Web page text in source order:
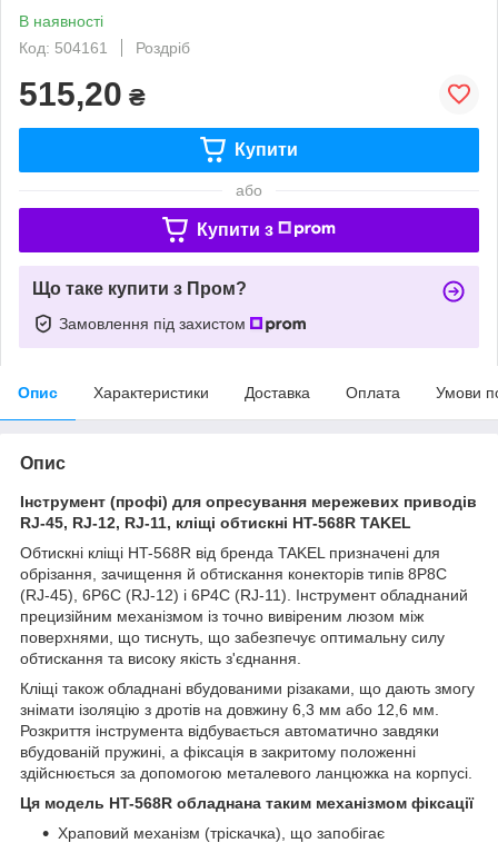
В наявності
Код: 504161
Роздріб
515,20 ₴
Купити
або
Купити з
Що таке купити з Пром?
Замовлення під захистом
Опис Характеристики Доставка Оплата Умови
Опис
Інструмент (профі) для опресування мережевих приводів
RJ-45, RJ-12, RJ-11, кліщі обтискні HT-568R TAKEL
Обтискні кліщі HT-568R від бренда TAKEL призначені для
обрізання, зачищення й обтискання конекторів типів 8P8C
(RJ-45), 6P6C (RJ-12) і 6P4C (RJ-11). Інструмент обладнаний
прецизійним механізмом із точно вивіреним люзом між
поверхнями, що тиснуть, що забезпечує оптимальну силу
обтискання та високу якість з'єднання.
Кліщі також обладнані вбудованими різаками, що дають змогу
знімати ізоляцію з дротів на довжину 6,3 мм або 12,6 мм.
Розкриття інструмента відбувається автоматично завдяки
вбудованій пружині, а фіксація в закритому положенні
здійснюється за допомогою металевого ланцюжка на корпусі.
Ця модель HT-568R обладнана таким механізмом фіксації
Храповий механізм (тріскачка), що запобігає